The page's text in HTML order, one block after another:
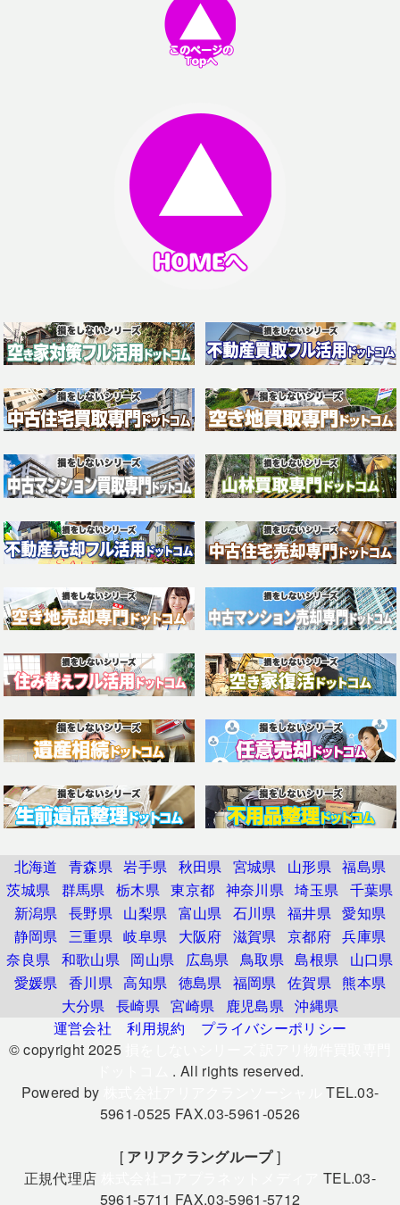
北海道 青森県 岩手県 秋田県 宮城県 山形県 福島県
茨城県 群馬県 栃木県 東京都 神奈川県 埼玉県 千葉県
新潟県 長野県 山梨県 富山県 石川県 福井県 愛知県
静岡県 三重県 岐阜県 大阪府 滋賀県 京都府 兵庫県
奈良県 和歌山県 岡山県 広島県 鳥取県 島根県
山口県
愛媛県 香川県 高知県 徳島県 福岡県 佐賀県 熊本県
大分県 長崎県 宮崎県 鹿児島県 沖縄県
運営会社
利用規約
プライバシーポリシー
© copyright 2025
. All rights reserved.
Powered by
TEL.03-
5961-0525 FAX.03-5961-0526
[ アリアクラングループ]
正規代理店
TEL.03-
5961-5711 FAX.03-5961-5712